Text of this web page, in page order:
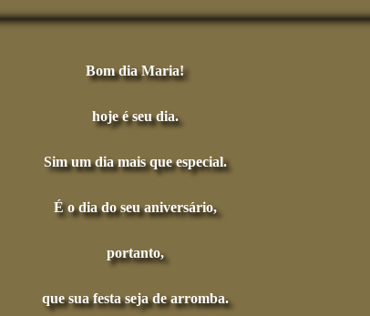
Bom dia Maria!
hoje é seu dia.
Sim um dia mais que especial.
É o dia do seu aniversário,
portanto,
que sua festa seja de arromba.